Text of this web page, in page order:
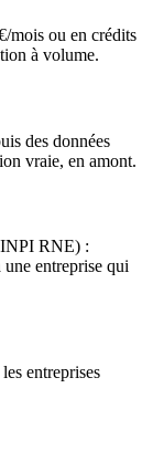
mois ou en crédits
à volume.
des données
vraie, en amont.
INPI RNE) :
entreprise qui
entreprises